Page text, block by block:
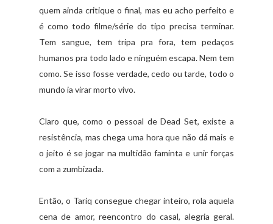
quem ainda critique o final, mas eu acho perfeito e
é como todo filme/série do tipo precisa terminar.
Tem sangue, tem tripa pra fora, tem pedaços
humanos pra todo lado e ninguém escapa. Nem tem
como. Se isso fosse verdade, cedo ou tarde, todo o
mundo ia virar morto vivo.
Claro que, como o pessoal de Dead Set, existe a
resistência, mas chega uma hora que não dá mais e
o jeito é se jogar na multidão faminta e unir forças
com a zumbizada.
Então, o Tariq consegue chegar inteiro, rola aquela
cena de amor, reencontro do casal, alegria geral.